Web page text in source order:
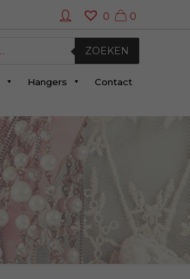
0
0
ZOEKEN
Hangers Contact